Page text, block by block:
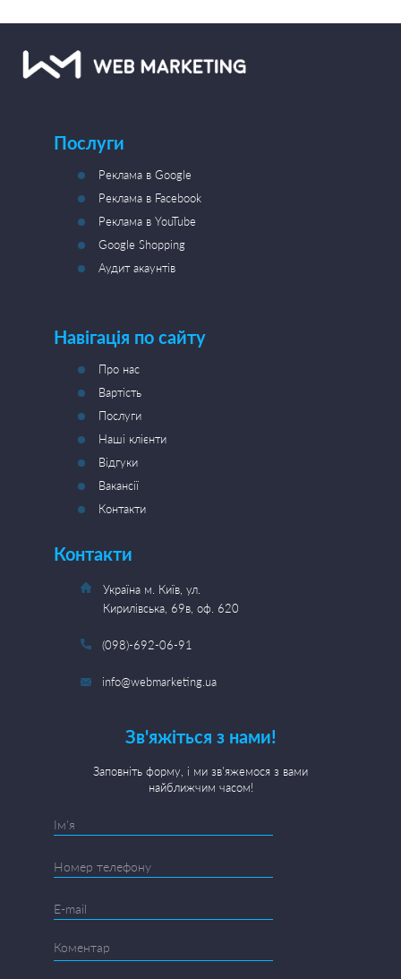
Послуги
Реклама в Google
Реклама в Facebook
Реклама в YouTube
Google Shopping
Аудит акаунтів
Навігація по сайту
Про нас
Вартість
Послуги
Наші клієнти
Відгуки
Вакансії
Контакти
Контакти
Україна м. Київ, ул.
Кирилівська, 69в, оф. 620
(098)-692-06-91
info@webmarketing.ua
Зв'яжіться з нами!
Заповніть форму, і ми зв'яжемося з вами
найближчим часом!